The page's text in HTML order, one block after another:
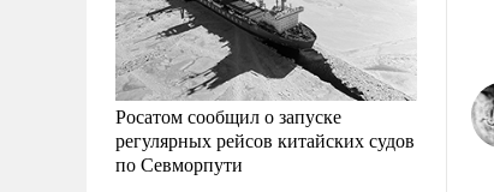
Росатом сообщил о запуске
регулярных рейсов китайских судов
по Севморпути